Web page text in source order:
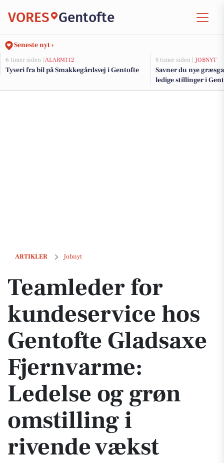
VORES Gentofte
Seneste nyt ›
6 timer siden | ALARM112
Tyveri fra bil på Smakkegårdsvej i Gentofte
8 timer siden | JOBNYT
Savner du nye
ledige stillinger i
ARTIKLER Jobnyt
Teamleder for kundeservice hos Gentofte Gladsaxe Fjernvarme:
Teamleder for
kundeservice hos
Gentofte Gladsaxe
Fjernvarme:
Ledelse og grøn
omstilling i
rivende vækst